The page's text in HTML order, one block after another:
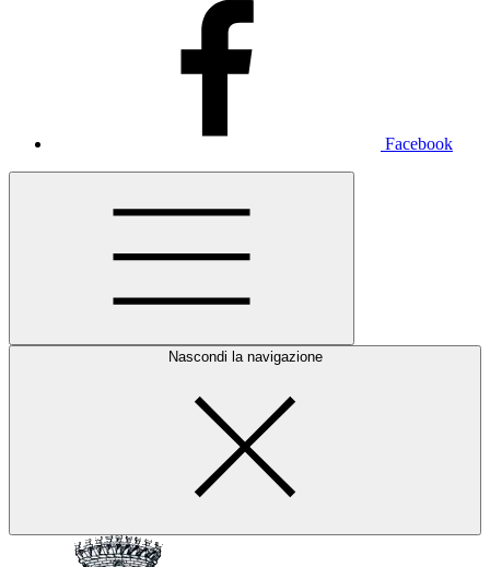
Facebook
Nascondi la navigazione